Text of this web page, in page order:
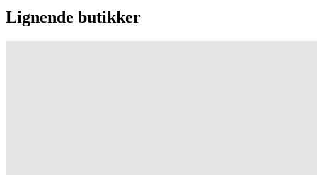
Lignende butikker